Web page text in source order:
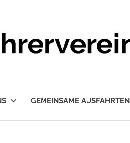
GEMEINSAME AUSFAHRTEN